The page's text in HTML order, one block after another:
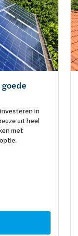
in
uit heel
met